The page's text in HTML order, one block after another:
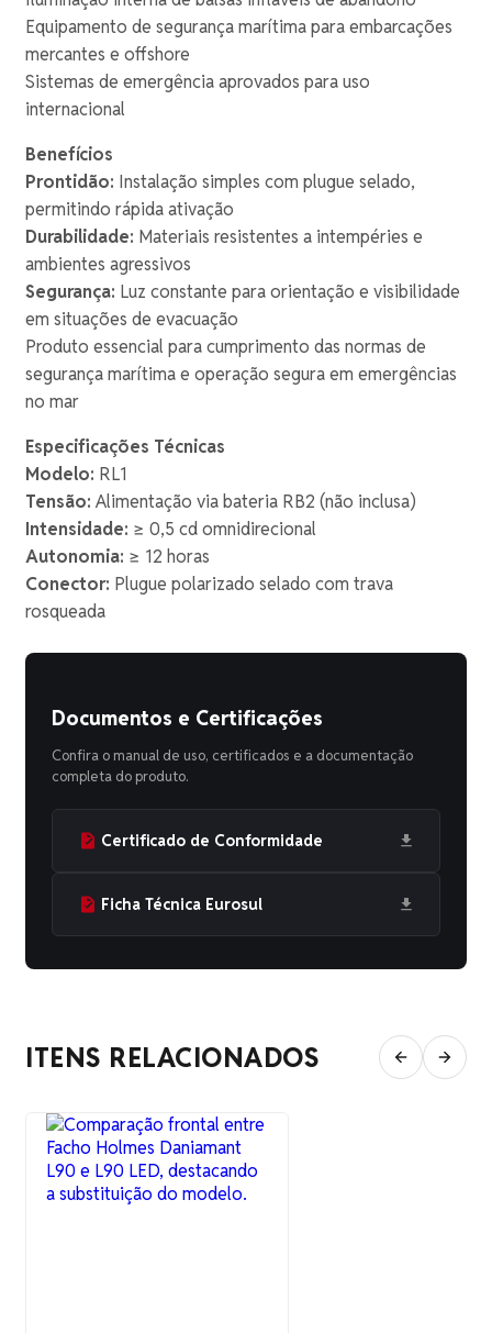
Equipamento de segurança marítima para embarcações
mercantes e offshore
Sistemas de emergência aprovados para uso
internacional
Benefícios
Prontidão: Instalação simples com plugue selado,
permitindo rápida ativação
Durabilidade: Materiais resistentes a intempéries e
ambientes agressivos
Segurança: Luz constante para orientação e visibilidade
em situações de evacuação
Produto essencial para cumprimento das normas de
segurança marítima e operação segura em emergências
no mar
Especificações Técnicas
Modelo: RL1
Tensão: Alimentação via bateria RB2 (não inclusa)
Intensidade: ≥ 0,5 cd omnidirecional
Autonomia: ≥ 12 horas
Conector: Plugue polarizado selado com trava
rosqueada
Documentos e Certificações
Confira o manual de uso, certificados e a documentação
completa do produto.
Certificado de Conformidade
Ficha Técnica Eurosul
ITENS RELACIONADOS